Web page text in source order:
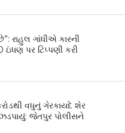
રાહુલ ગાંધીએ કારની
ઇંધણ પર ટિપ્પણી કરી
વધુનું ગેરકાયદે શેર
જેતપુર પોલીસને